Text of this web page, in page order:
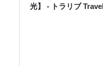
光】 - トラリブ